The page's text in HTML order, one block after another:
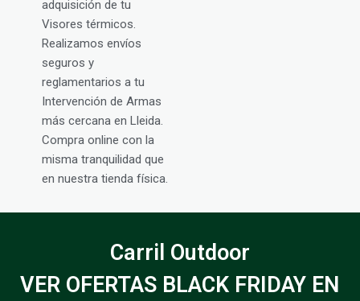
adquisición de tu
Visores térmicos.
Realizamos envíos
seguros y
reglamentarios a tu
Intervención de Armas
más cercana en Lleida.
Compra online con la
misma tranquilidad que
en nuestra tienda física.
Carril Outdoor
VER OFERTAS BLACK FRIDAY EN